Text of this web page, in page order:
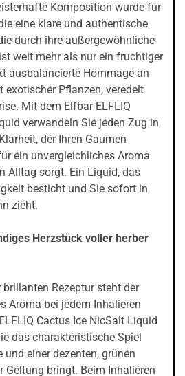
Komposition wurde für
eine klare und authentische
durch ihre außergewöhnliche
weit mehr als nur ein fruchtiger
ausbalancierte Hommage an
exotischer Pflanzen, veredelt
Mit dem Elfbar ELFLIQ
verwandeln Sie jeden Zug in
der Ihren Gaumen
ein unvergleichliches Aroma
Alltag sorgt. Ein Liquid, das
besticht und Sie sofort in
zieht.
Herzstück voller herber
Rezeptur steht der
Aroma bei jedem Inhalieren
Cactus Ice NicSalt Liquid
das charakteristische Spiel
einer dezenten, grünen
Geltung bringt. Beim Inhalieren